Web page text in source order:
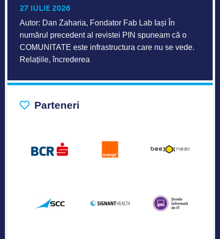
27 IULIE 2026
Autor: Dan Zaharia, Fondator Fab Lab Iași În
numărul precedent al revistei PIN spuneam că o
COMUNITATE este infrastructura care nu se vede.
Relațiile, încrederea
Parteneri